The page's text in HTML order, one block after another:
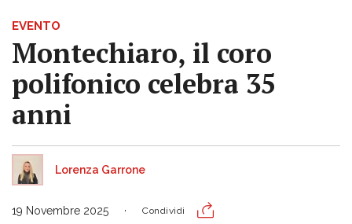
EVENTO
Montechiaro, il coro
polifonico celebra 35
anni
Lorenza Garrone
19 Novembre 2025 Condividi